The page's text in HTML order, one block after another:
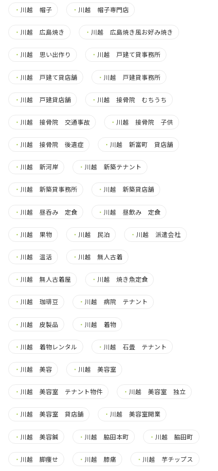
・ 川越 帽子 ・ 川越 帽子専門店
・ 川越 広島焼き ・ 川越 広島焼き風お好み焼き
・ 川越 思い出作り ・ 川越 戸建て貸事務所
・ 川越 戸建て貸店舗 ・ 川越 戸建貸事務所
・ 川越 戸建貸店舗 ・ 川越 接骨院 むちうち
・ 川越 接骨院 交通事故 ・ 川越 接骨院 子供
・ 川越 接骨院 後遺症 ・ 川越 新富町 貸店舗
・ 川越 新河岸 ・ 川越 新築テナント
・ 川越 新築貸事務所 ・ 川越 新築貸店舗
・ 川越 昼呑み 定食 ・ 川越 昼飲み 定食
・ 川越 果物 ・ 川越 民泊 ・ 川越 派遣会社
・ 川越 温活 ・ 川越 無人古着
・ 川越 無人古着屋 ・ 川越 焼き魚定食
・ 川越 珈琲豆 ・ 川越 病院 テナント
・ 川越 皮製品 ・ 川越 着物
・ 川越 着物レンタル ・ 川越 石畳 テナント
・ 川越 美容 ・ 川越 美容室
・ 川越 美容室 テナント物件 ・ 川越 美容室 独立
・ 川越 美容室 貸店舗 ・ 川越 美容室開業
・ 川越 美容鍼 ・ 川越 脇田本町 ・ 川越 脇田町
・ 川越 脚痩せ ・ 川越 膝痛 ・ 川越 芋チップス